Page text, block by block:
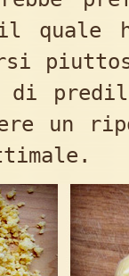
quale
di
un